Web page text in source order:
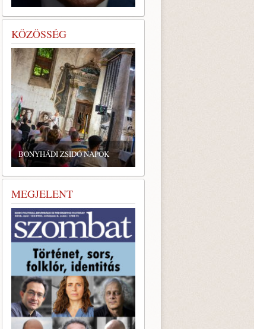
KÖZÖSSÉG
BONYHÁDI ZSIDÓ NAPOK
MEGJELENT